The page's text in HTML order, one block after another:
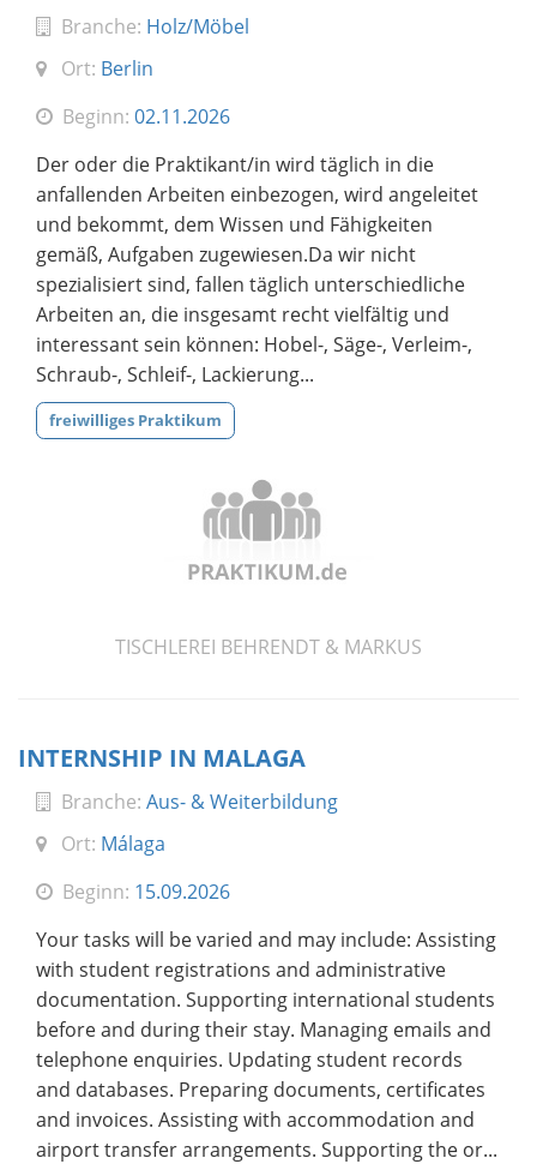
Branche: Holz/Möbel
Ort: Berlin
Beginn: 02.11.2026
Der oder die Praktikant/in wird täglich in die
anfallenden Arbeiten einbezogen, wird angeleitet
und bekommt, dem Wissen und Fähigkeiten
gemäß, Aufgaben zugewiesen.Da wir nicht
spezialisiert sind, fallen täglich unterschiedliche
Arbeiten an, die insgesamt recht vielfältig und
interessant sein können: Hobel-, Säge-, Verleim-,
Schraub-, Schleif-, Lackierung...
freiwilliges Praktikum
TISCHLEREI BEHRENDT & MARKUS
INTERNSHIP IN MALAGA
Branche: Aus- & Weiterbildung
Ort: Málaga
Beginn: 15.09.2026
Your tasks will be varied and may include: Assisting
with student registrations and administrative
documentation. Supporting international students
before and during their stay. Managing emails and
telephone enquiries. Updating student records
and databases. Preparing documents, certificates
and invoices. Assisting with accommodation and
airport transfer arrangements. Supporting the or...